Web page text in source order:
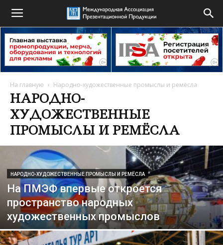
На главную Народно-художественные промыслы и ремёсла
НАРОДНО-
ХУДОЖЕСТВЕННЫЕ
ПРОМЫСЛЫ И РЕМЁСЛА
НАРОДНО-ХУДОЖЕСТВЕННЫЕ ПРОМЫСЛЫ И РЕМЁСЛА
На ПМЭФ впервые откроется
пространство народных
художественных промыслов